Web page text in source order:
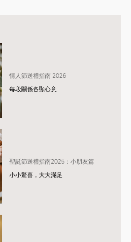
情人節送禮指南 2026
每段關係各顯心意
聖誕節送禮指南2025：小朋友篇
小小驚喜，大大滿足